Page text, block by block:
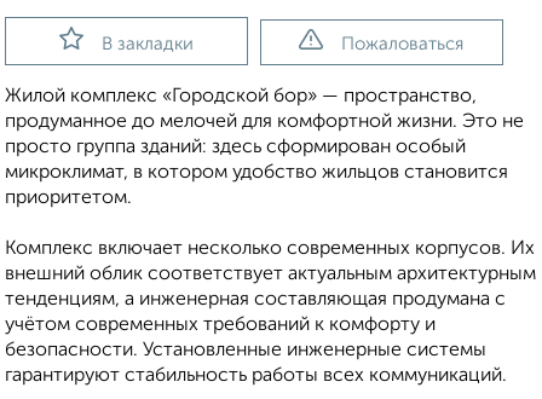
В закладки Пожаловаться
Жилой комплекс «Городской бор» — пространство,
продуманное до мелочей для комфортной жизни. Это не
просто группа зданий: здесь сформирован особый
микроклимат, в котором удобство жильцов становится
приоритетом.
Комплекс включает несколько современных корпусов. Их
внешний облик соответствует актуальным архитектурным
тенденциям, а инженерная составляющая продумана с
учётом современных требований к комфорту и
безопасности. Установленные инженерные системы
гарантируют стабильность работы всех коммуникаций.